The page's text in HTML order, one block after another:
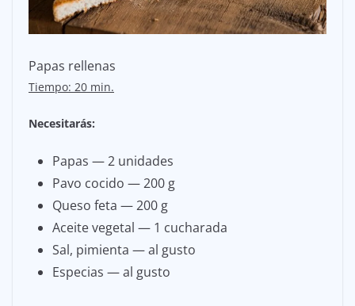
Papas rellenas
Tiempo: 20 min.
Necesitarás:
Papas — 2 unidades
Pavo cocido — 200 g
Queso feta — 200 g
Aceite vegetal — 1 cucharada
Sal, pimienta — al gusto
Especias — al gusto